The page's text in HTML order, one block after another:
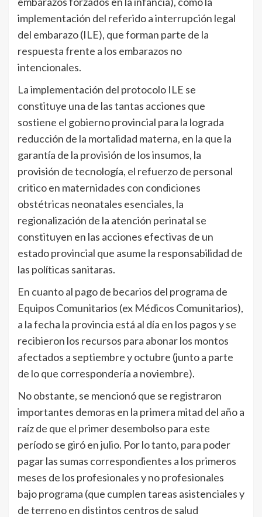
implementación del referido a interrupción legal
del embarazo (ILE), que forman parte de la
respuesta frente a los embarazos no
intencionales.
La implementación del protocolo ILE se
constituye una de las tantas acciones que
sostiene el gobierno provincial para la lograda
reducción de la mortalidad materna, en la que la
garantía de la provisión de los insumos, la
provisión de tecnología, el refuerzo de personal
critico en maternidades con condiciones
obstétricas neonatales esenciales, la
regionalización de la atención perinatal se
constituyen en las acciones efectivas de un
estado provincial que asume la responsabilidad de
las políticas sanitaras.
En cuanto al pago de becarios del programa de
Equipos Comunitarios (ex Médicos Comunitarios),
a la fecha la provincia está al día en los pagos y se
recibieron los recursos para abonar los montos
afectados a septiembre y octubre (junto a parte
de lo que correspondería a noviembre).
No obstante, se mencionó que se registraron
importantes demoras en la primera mitad del año a
raíz de que el primer desembolso para este
período se giró en julio. Por lo tanto, para poder
pagar las sumas correspondientes a los primeros
meses de los profesionales y no profesionales
bajo programa (que cumplen tareas asistenciales y
de terreno en distintos centros de salud